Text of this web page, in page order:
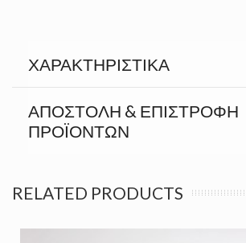
ΧΑΡΑΚΤΗΡΙΣΤΙΚΆ
ΑΠΟΣΤΟΛΉ & ΕΠΙΣΤΡΟΦΉ
ΠΡΟΪΟΝΤΩΝ
RELATED PRODUCTS